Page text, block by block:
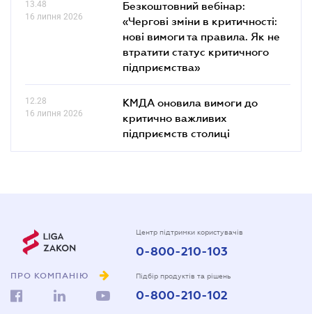
13.48
16 липня 2026
Безкоштовний вебінар:
«Чергові зміни в критичності:
нові вимоги та правила. Як не
втратити статус критичного
підприємства»
12.28
16 липня 2026
КМДА оновила вимоги до
критично важливих
підприємств столиці
ПРО КОМПАНІЮ
Центр підтримки користувачів
0-800-210-103
Підбір продуктів та рішень
0-800-210-102